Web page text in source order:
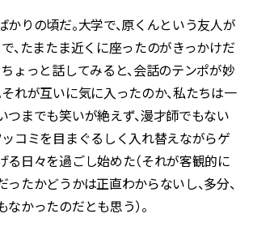
りの頃だ。大学で、原くんという友人が
、たまたま近くに座ったのがきっかけだ
ょっと話してみると、会話のテンポが妙
それが互いに気に入ったのか、私たちは一
つまでも笑いが絶えず、漫才師でもない
ッコミを目まぐるしく入れ替えながらゲ
る日々を過ごし始めた（それが客観的に
たかどうかは正直わからないし、多分、
かったのだとも思う）。